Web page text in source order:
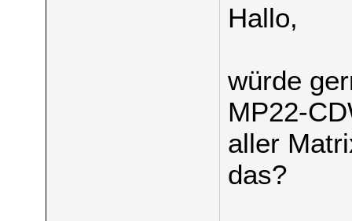
Hallo,
würde
MP22-
aller
das?